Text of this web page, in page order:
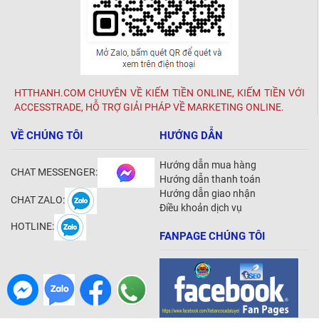
HTTHANH.COM CHUYÊN VỀ KIẾM TIỀN ONLINE, KIẾM TIỀN VỚI
ACCESSTRADE, HỖ TRỢ GIẢI PHÁP VỀ MARKETING ONLINE.
VỀ CHÚNG TÔI
CHAT MESSENGER:
CHAT ZALO:
HOTLINE:
HƯỚNG DẪN
Hướng dẫn mua hàng
Hướng dẫn thanh toán
Hướng dẫn giao nhận
Điều khoản dịch vụ
FANPAGE CHÚNG TÔI